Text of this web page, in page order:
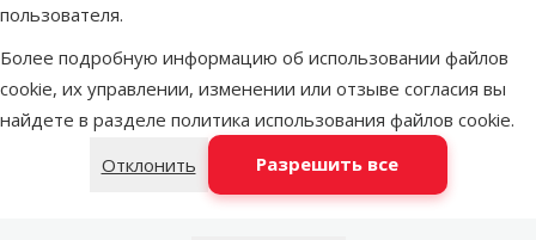
пользователя.
Более подробную информацию об использовании файлов
cookie, их управлении, изменении или отзыве согласия вы
найдете в разделе политика использования файлов cookie.
Отклонить
Разрешить все
Открыть чат один из наших магазинов
Меню в футере
Интернет-магазин
Информация о компании